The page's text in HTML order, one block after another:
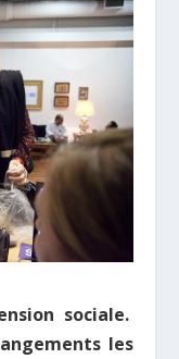
sociale.
les